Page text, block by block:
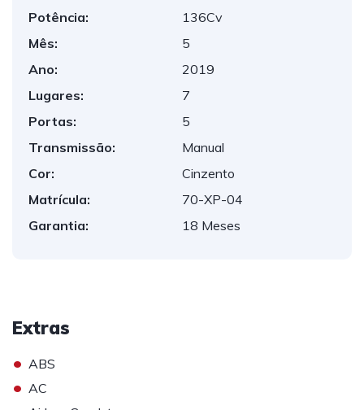
Potência:
136Cv
Mês:
5
Ano:
2019
Lugares:
7
Portas:
5
Transmissão:
Manual
Cor:
Cinzento
Matrícula:
70-XP-04
Garantia:
18 Meses
Extras
• ABS
• AC